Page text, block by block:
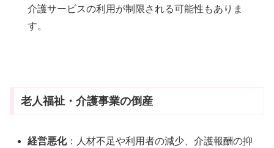
介護サービスの利用が制限される可能性もありま
す。
老人福祉・介護事業の倒産
経営悪化：人材不足や利用者の減少、介護報酬の抑